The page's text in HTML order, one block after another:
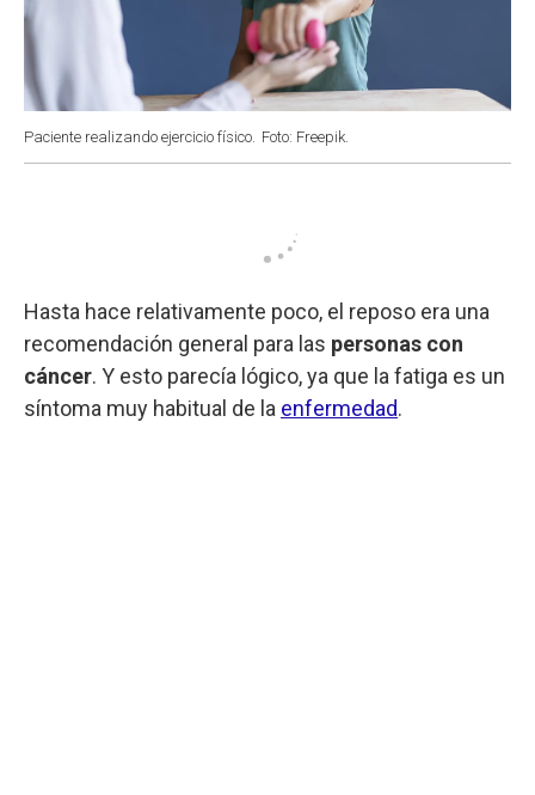
Paciente realizando ejercicio físico. Foto: Freepik.
Hasta hace relativamente poco, el reposo era una
recomendación general para las personas con
cáncer. Y esto parecía lógico, ya que la fatiga es un
síntoma muy habitual de la enfermedad.